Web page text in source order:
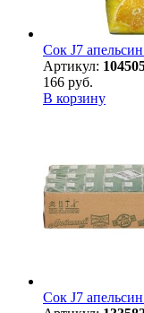
Сок J7
Артикул:
166 руб.
В корзину
Сок J7